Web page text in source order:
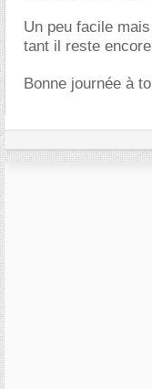
Un peu facile
tant il reste
Bonne journée à